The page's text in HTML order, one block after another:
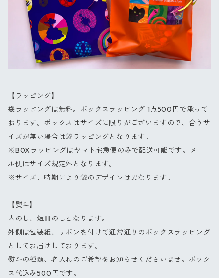
【ラッピング】
袋ラッピングは無料。ボックスラッピング 1点500円で承って
おります。ボックスはサイズに限りがございますので、合うサ
イズが無い場合は袋ラッピングとなります。
※BOXラッピングはヤマト宅急便のみで配送可能です。メー
ル便はサイズ規定外となります。
※サイズ、時期により袋のデザインは異なります。
【熨斗】
内のし、短冊のしとなります。
外側は包装紙、リボンを付けて通常通りのボックスラッピング
としてお届けしております。
熨斗の種類、名入れのご希望をお知らせくださいませ。ボック
ス代込み500円です。